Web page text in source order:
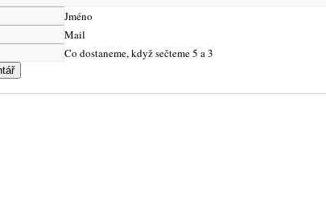
Jméno
Mail
Co dostaneme, když sečteme 5 a 3